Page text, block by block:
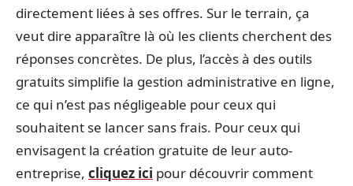
directement liées à ses offres. Sur le terrain, ça
veut dire apparaître là où les clients cherchent des
réponses concrètes. De plus, l’accès à des outils
gratuits simplifie la gestion administrative en ligne,
ce qui n’est pas négligeable pour ceux qui
souhaitent se lancer sans frais. Pour ceux qui
envisagent la création gratuite de leur auto-
entreprise, cliquez ici pour découvrir comment